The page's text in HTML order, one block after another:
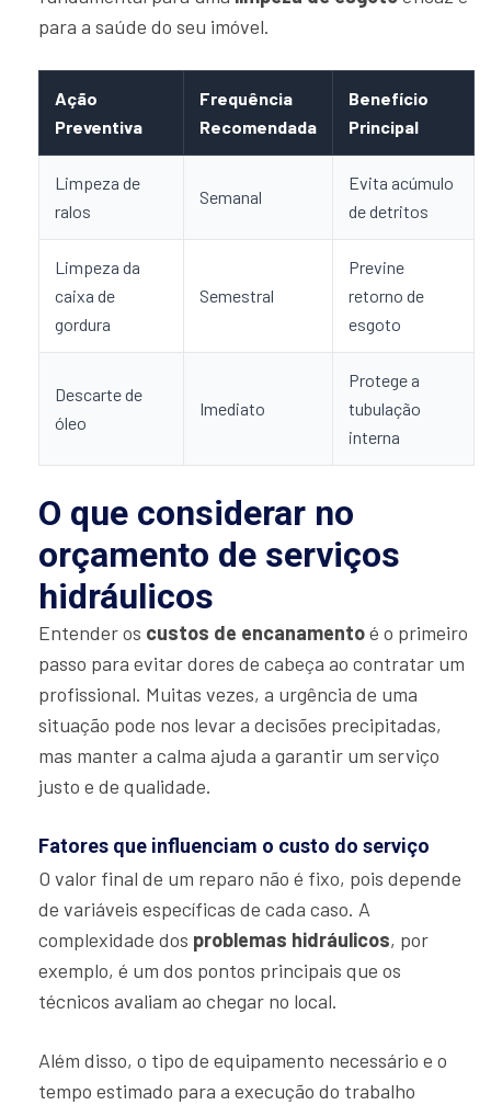
para a saúde do seu imóvel.
Ação
Preventiva
Frequência
Recomendada
Benefício
Principal
Limpeza de
ralos
Semanal
Evita acúmulo
de detritos
Limpeza da
caixa de
gordura
Semestral
Previne
retorno de
esgoto
Descarte de
óleo
Imediato
Protege a
tubulação
interna
O que considerar no
orçamento de serviços
hidráulicos
Entender os custos de encanamentoé o primeiro
passo para evitar dores de cabeça ao contratar um
profissional. Muitas vezes, a urgência de uma
situação pode nos levar a decisões precipitadas,
mas manter a calma ajuda a garantir um serviço
justo e de qualidade.
Fatores que influenciam o custo do serviço
O valor final de um reparo não é fixo, pois depende
de variáveis específicas de cada caso. A
complexidade dos problemas hidráulicos, por
exemplo, é um dos pontos principais que os
técnicos avaliam ao chegar no local.
Além disso, o tipo de equipamento necessário e o
tempo estimado para a execução do trabalho